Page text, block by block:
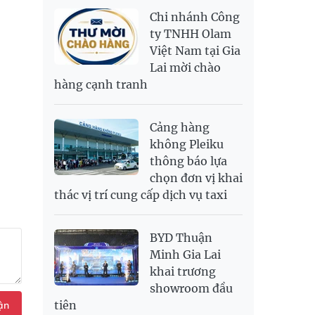
NOK
RUB
304.3
336.84
SAR
6,945.42
7,244.36
2,702.79
2,817.41
SGD
USD
26,000 26,030 26,410
PNJ 138,500,000142,200,000
Chi nhánh Công
ty TNHH Olam
Việt Nam tại Gia
Lai mời chào
hàng cạnh tranh
Cảng hàng
không Pleiku
thông báo lựa
chọn đơn vị khai
thác vị trí cung cấp dịch vụ taxi
BYD Thuận
Minh Gia Lai
khai trương
showroom đầu
tiên